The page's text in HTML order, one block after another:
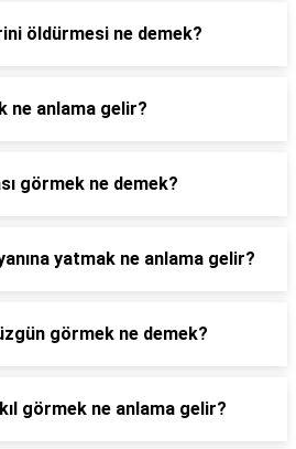
öldürmesi ne demek?
ne anlama gelir?
görmek ne demek?
yatmak ne anlama gelir?
görmek ne demek?
görmek ne anlama gelir?